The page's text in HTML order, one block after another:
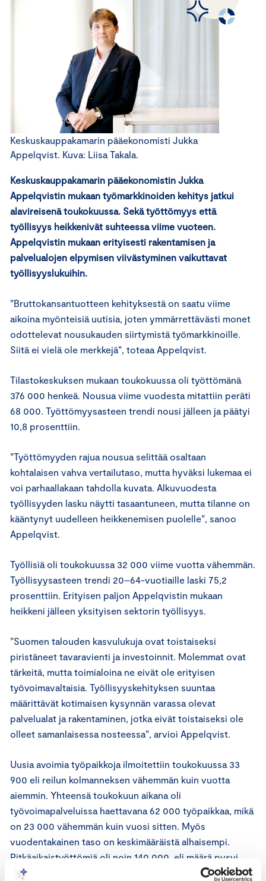
Keskuskauppakamarin pääekonomisti Jukka
Appelqvist. Kuva: Liisa Takala.
Keskuskauppakamarin pääekonomistin Jukka
Appelqvistin mukaan työmarkkinoiden kehitys jatkui
alavireisenä toukokuussa. Sekä työttömyys että
työllisyys heikkenivät suhteessa viime vuoteen.
Appelqvistin mukaan erityisesti rakentamisen ja
palvelualojen elpymisen viivästyminen vaikuttavat
työllisyyslukuihin.
”Bruttokansantuotteen kehityksestä on saatu viime
aikoina myönteisiä uutisia, joten ymmärrettävästi monet
odottelevat nousukauden siirtymistä työmarkkinoille.
Siitä ei vielä ole merkkejä”, toteaa Appelqvist.
Tilastokeskuksen mukaan toukokuussa oli työttömänä
376 000 henkeä. Nousua viime vuodesta mitattiin peräti
68 000. Työttömyysasteen trendi nousi jälleen ja päätyi
10,8 prosenttiin.
”Työttömyyden rajua nousua selittää osaltaan
kohtalaisen vahva vertailutaso, mutta hyväksi lukemaa ei
voi parhaallakaan tahdolla kuvata. Alkuvuodesta
työllisyyden lasku näytti tasaantuneen, mutta tilanne on
kääntynyt uudelleen heikkenemisen puolelle”, sanoo
Appelqvist.
Työllisiä oli toukokuussa 32 000 viime vuotta vähemmän.
Työllisyysasteen trendi 20–64-vuotiaille laski 75,2
prosenttiin. Erityisen paljon Appelqvistin mukaan
heikkeni jälleen yksityisen sektorin työllisyys.
”Suomen talouden kasvulukuja ovat toistaiseksi
piristäneet tavaravienti ja investoinnit. Molemmat ovat
tärkeitä, mutta toimialoina ne eivät ole erityisen
työvoimavaltaisia. Työllisyyskehityksen suuntaa
määrittävät kotimaisen kysynnän varassa olevat
palvelualat ja rakentaminen, jotka eivät toistaiseksi ole
olleet samanlaisessa nosteessa”, arvioi Appelqvist.
Uusia avoimia työpaikkoja ilmoitettiin toukokuussa 33
900 eli reilun kolmanneksen vähemmän kuin vuotta
aiemmin. Yhteensä toukokuun aikana oli
työvoimapalveluissa haettavana 62 000 työpaikkaa, mikä
on 23 000 vähemmän kuin vuosi sitten. Myös
vuodentakainen taso on keskimääräistä alhaisempi.
Pitkäaikaistyöttömiä oli noin 140 000, eli määrä pysyi
vakaana. Appelqvistin mukaan lukema ei ole juurikaan